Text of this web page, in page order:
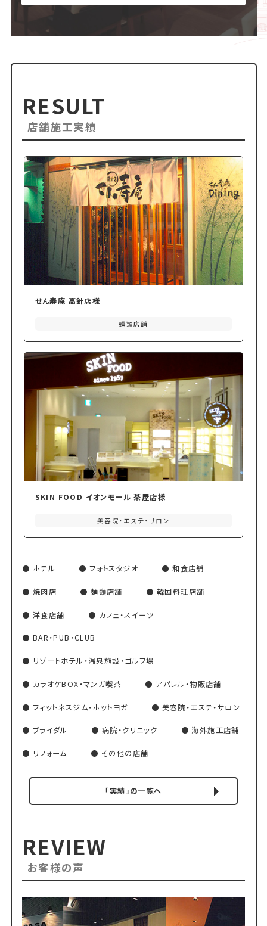
RESULT
店舗施工実績
せん寿庵 高針店様
麺類店舗
SKIN FOOD イオンモール 茶屋店様
美容院・エステ・サロン
ホテル フォトスタジオ 和食店舗
焼肉店 麺類店舗 韓国料理店舗
洋食店舗 カフェ・スイーツ
BAR・PUB・CLUB
リゾートホテル・温泉施設・ゴルフ場
カラオケBOX・マンガ喫茶 アパレル・物販店舗
フィットネスジム・ホットヨガ 美容院・エステ・サロン
ブライダル 病院・クリニック 海外施工店舗
リフォーム その他の店舗
「実績」の一覧へ
REVIEW
お客様の声